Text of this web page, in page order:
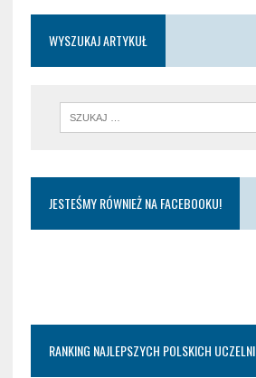
WYSZUKAJ ARTYKUŁ
JESTEŚMY RÓWNIEŻ NA FACEBOOKU!
RANKING NAJLEPSZYCH POLSKICH UCZELNI